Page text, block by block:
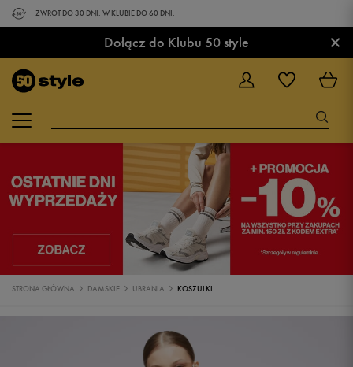
ZWROT DO 30 DNI. W KLUBIE DO 60 DNI.
Dołącz do Klubu 50 style ×
STRONA GŁÓWNA DAMSKIE UBRANIA KOSZULKI